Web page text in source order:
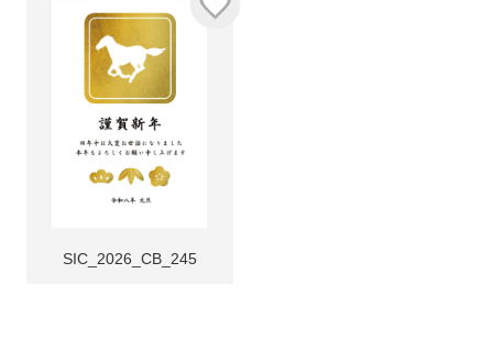
SIC_2026_CB_245